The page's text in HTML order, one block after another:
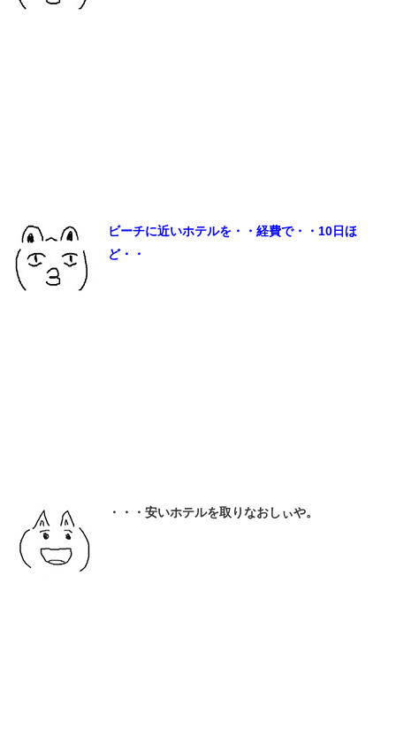
ビーチに近いホテルを・・経費で・・10日ほ
ど・・
・・・安いホテルを取りなおしぃや。